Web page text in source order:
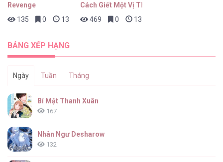
Áp Lực Danh Xưng [...] – Chap 20.5
Revenge
135
0 13 giờ trước
Cách Giết Một Vị Thân
469
0 13 giờ trước
BẢNG XẾP HẠNG
Ngày Tuần Tháng
Bí Mật Thanh Xuân
167
Nhân Ngư Desharow
132